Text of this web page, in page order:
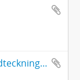
Carl Gustaf Tessins katalog över handteckningarna